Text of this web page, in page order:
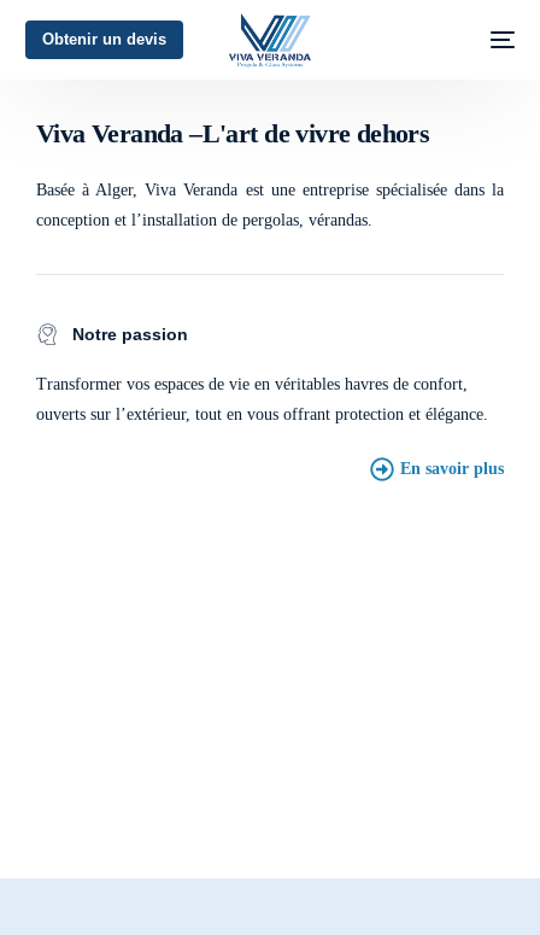
Obtenir un devis
L'art de vivre dehors
Viva Veranda –L'art de vivre dehors
Basée à Alger, Viva Veranda est une entreprise spécialisée dans la
conception et l’installation de pergolas, vérandas.
Notre passion
Transformer vos espaces de vie en véritables havres de confort,
ouverts sur l’extérieur, tout en vous offrant protection et élégance.
En savoir plus